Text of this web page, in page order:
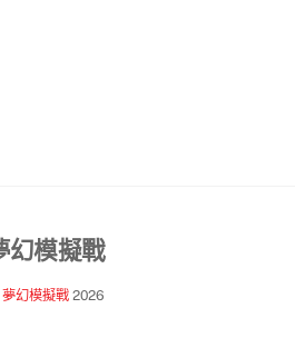
Back
Top
幻模擬戰
夢幻模擬戰2026